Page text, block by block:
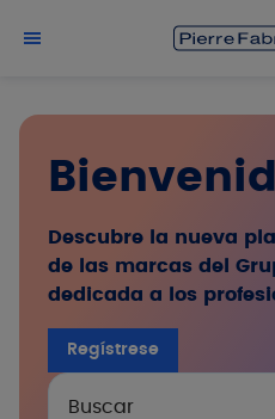
Skip to main content
Descubre la nueva
de las marcas del
dedicada a los
Regístrese